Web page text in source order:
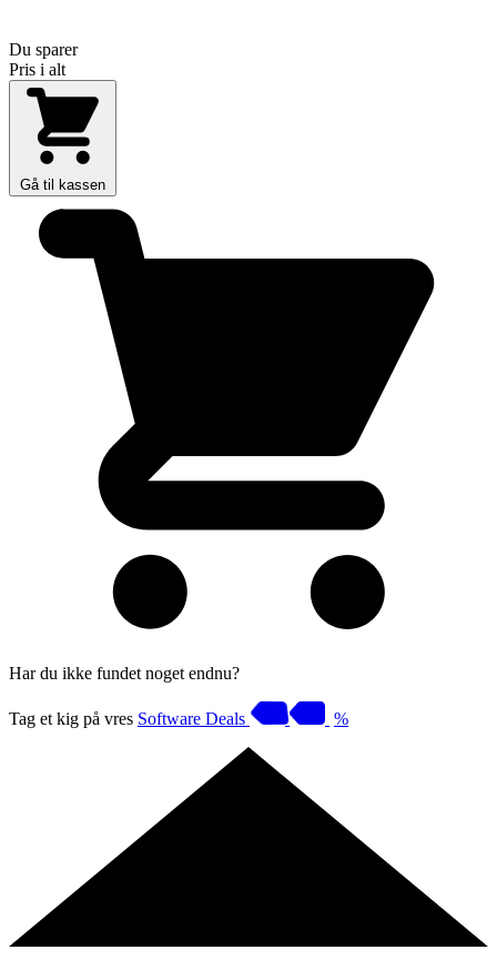
Du sparer
Pris i alt
Gå til kassen
Har du ikke fundet noget endnu?
Tag et kig på vres Software Deals %